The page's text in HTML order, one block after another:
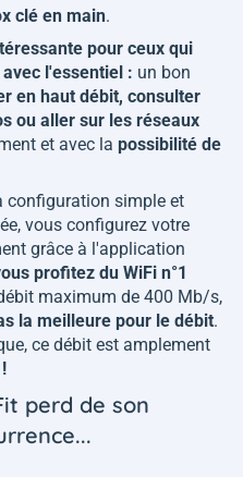
clé en main.
pour ceux qui
l'essentiel : un bon
en haut débit, consulter
ou aller sur les réseaux
et avec la possibilité de
configuration simple et
vous configurez votre
grâce à l'application
profitez du WiFi n°1
maximum de 400 Mb/s,
la meilleure pour le débit.
ce débit est amplement
perd de son